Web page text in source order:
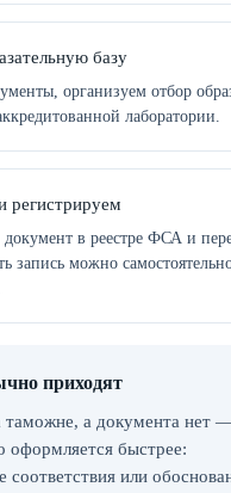
базу
организуем отбор
лаборатории.
регистрируем
документ в реестре ФСА и
запись можно
приходят
таможне, а документа нет
оформляется быстрее:
соответствия или